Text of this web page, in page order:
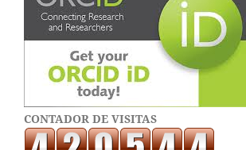
CONTADOR DE VISITAS